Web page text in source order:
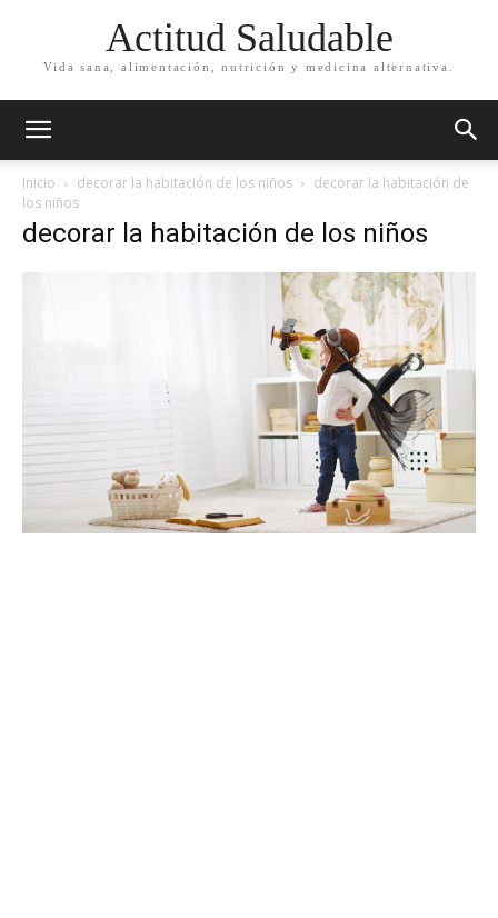
Actitud Saludable
Vida sana, alimentación, nutrición y medicina alternativa.
Inicio decorar la habitación de los niños
decorar la habitación de
los niños
decorar la habitación de los niños